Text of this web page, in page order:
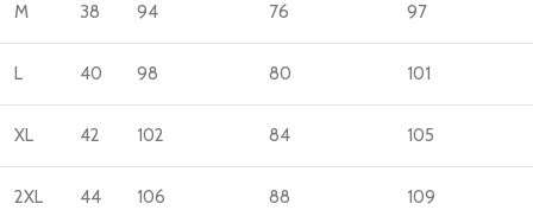
M 38 94 76 97
L 40 98 80 101
XL 42 102 84 105
2XL 44 106 88 109